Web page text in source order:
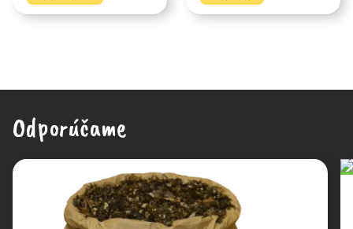
Odporúčame